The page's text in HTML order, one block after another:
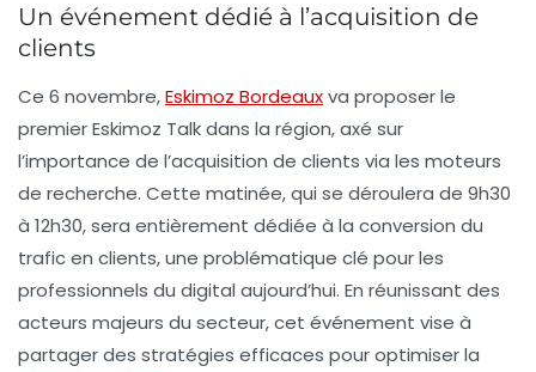
Un événement dédié à l’acquisition de
clients
Ce 6 novembre,Eskimoz Bordeauxva proposer le
premierEskimoz Talkdans la région, axé sur
l’importance de l’acquisition de clients via les moteurs
de recherche. Cette matinée, qui se déroulera de 9h30
à 12h30, sera entièrement dédiée à la conversion du
trafic en clients, une problématique clé pour les
professionnels du digital aujourd’hui. En réunissant des
acteurs majeurs du secteur, cet événement vise à
partager des stratégies efficaces pour optimiser la